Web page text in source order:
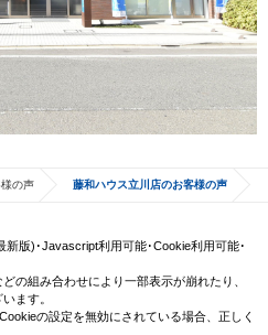
の声 藤和ハウス立川店のお客様の声
版)･Javascript利用可能･Cookie利用可能･
の組み合わせにより一部表示が崩れたり、
ます。
の設定を無効にされている場合、正しく